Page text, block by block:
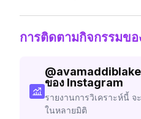
การติดตามกิจกรรมข
@avamaddiblake
ของ Instagram
รายงานการวิเคราะห์นี้
ในหลายมิติ